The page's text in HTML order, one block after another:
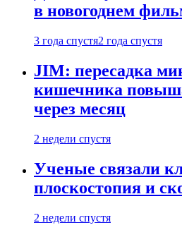
в новогоднем
3 года спустя2 года спустя
JIM: пересадка
кишечника
через месяц
2 недели спустя
Ученые связали
плоскостопия и
2 недели спустя